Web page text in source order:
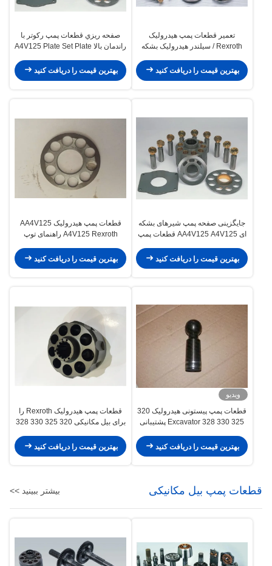
تعمیر قطعات پمپ هیدرولیک
Rexroth / سیلندر هیدرولیک بشکه
بهترین قیمت را دریافت کنید
صفحه ريزي قطعات پمپ ركوتر با
راندمان بالا A4V125 Plate Set Plate
بهترین قیمت را دریافت کنید
جایگزینی صفحه پمپ شیرهای بشکه
ای AA4V125 A4V125 قطعات پمپ
بهترین قیمت را دریافت کنید
قطعات پمپ هیدرولیک AA4V125
A4V125 Rexroth راهنمای توپ
شامل
بهترین قیمت را دریافت کنید
ویدیو
قطعات پمپ پیستونی هیدرولیک 320
325 330 328 Excavator پشتیبانی
بهترین قیمت را دریافت کنید
قطعات پمپ هیدرولیک Rexroth را
برای بیل مکانیکی 320 325 330 328
بهترین قیمت را دریافت کنید
قطعات پمپ بیل مکانیکی بیشتر ببینید >>